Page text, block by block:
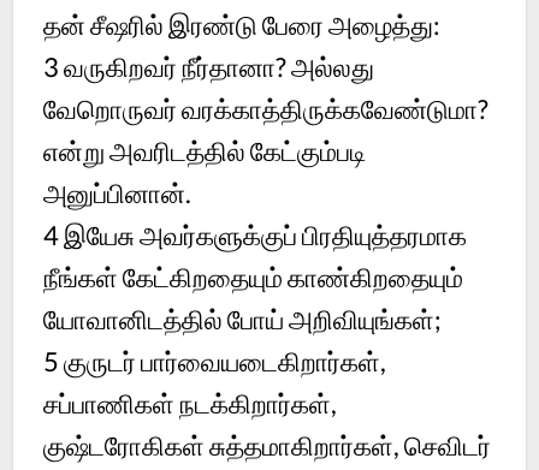
தன் சீஷரில் இரண்டு பேரை அழைத்து:
3வருகிறவர் நீர்தானா? அல்லது
வேறொருவர் வரக்காத்திருக்கவேண்டுமா?
என்று அவரிடத்தில் கேட்கும்படி
அனுப்பினான்.
4இயேசு அவர்களுக்குப் பிரதியுத்தரமாக
நீங்கள் கேட்கிறதையும் காண்கிறதையும்
யோவானிடத்தில் போய் அறிவியுங்கள்;
5குருடர் பார்வையடைகிறார்கள்,
சப்பாணிகள் நடக்கிறார்கள்,
குஷ்டரோகிகள் சுத்தமாகிறார்கள், செவிடர்